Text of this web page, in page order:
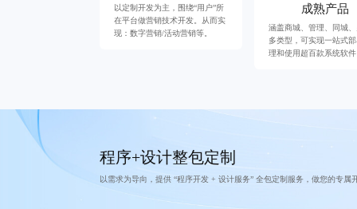
以定制开发为主，围绕“用户”所
在平台做营销技术开发。从而实
现：数字营销/活动营销等。
成熟产品
涵盖商城、管理、同城
多类型，可实现一站式
理和使用超百款系统软
程序+设计整包定制
以需求为导向，提供 “程序开发 + 设计服务” 全包定制服务，做您的专属